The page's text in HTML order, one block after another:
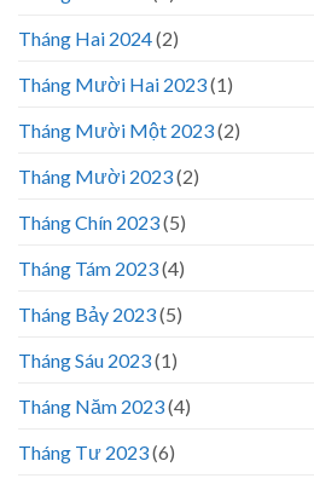
Tháng Hai 2024(2)
Tháng Mười Hai 2023(1)
Tháng Mười Một 2023(2)
Tháng Mười 2023(2)
Tháng Chín 2023(5)
Tháng Tám 2023(4)
Tháng Bảy 2023(5)
Tháng Sáu 2023(1)
Tháng Năm 2023(4)
Tháng Tư 2023(6)